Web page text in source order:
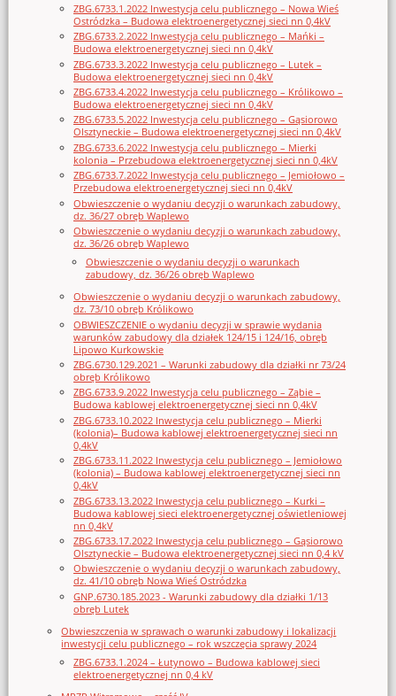
ZBG.6733.1.2022 Inwestycja celu publicznego – Nowa Wieś
Ostródzka – Budowa elektroenergetycznej sieci nn 0,4kV
ZBG.6733.2.2022 Inwestycja celu publicznego – Mańki –
Budowa elektroenergetycznej sieci nn 0,4kV
ZBG.6733.3.2022 Inwestycja celu publicznego – Lutek –
Budowa elektroenergetycznej sieci nn 0,4kV
ZBG.6733.4.2022 Inwestycja celu publicznego – Królikowo –
Budowa elektroenergetycznej sieci nn 0,4kV
ZBG.6733.5.2022 Inwestycja celu publicznego – Gąsiorowo
Olsztyneckie – Budowa elektroenergetycznej sieci nn 0,4kV
ZBG.6733.6.2022 Inwestycja celu publicznego – Mierki
kolonia – Przebudowa elektroenergetycznej sieci nn 0,4kV
ZBG.6733.7.2022 Inwestycja celu publicznego – Jemiołowo –
Przebudowa elektroenergetycznej sieci nn 0,4kV
Obwieszczenie o wydaniu decyzji o warunkach zabudowy,
dz. 36/27 obręb Waplewo
Obwieszczenie o wydaniu decyzji o warunkach zabudowy,
dz. 36/26 obręb Waplewo
Obwieszczenie o wydaniu decyzji o warunkach
zabudowy, dz. 36/26 obręb Waplewo
Obwieszczenie o wydaniu decyzji o warunkach zabudowy,
dz. 73/10 obręb Królikowo
OBWIESZCZENIE o wydaniu decyzji w sprawie wydania
warunków zabudowy dla działek 124/15 i 124/16, obręb
Lipowo Kurkowskie
ZBG.6730.129.2021 – Warunki zabudowy dla działki nr 73/24
obręb Królikowo
ZBG.6733.9.2022 Inwestycja celu publicznego – Ząbie –
Budowa kablowej elektroenergetycznej sieci nn 0,4kV
ZBG.6733.10.2022 Inwestycja celu publicznego – Mierki
(kolonia)– Budowa kablowej elektroenergetycznej sieci nn
0,4kV
ZBG.6733.11.2022 Inwestycja celu publicznego – Jemiołowo
(kolonia) – Budowa kablowej elektroenergetycznej sieci nn
0,4kV
ZBG.6733.13.2022 Inwestycja celu publicznego – Kurki –
Budowa kablowej sieci elektroenergetycznej oświetleniowej
nn 0,4kV
ZBG.6733.17.2022 Inwestycja celu publicznego – Gąsiorowo
Olsztyneckie – Budowa elektroenergetycznej sieci nn 0,4 kV
Obwieszczenie o wydaniu decyzji o warunkach zabudowy,
dz. 41/10 obręb Nowa Wieś Ostródzka
GNP.6730.185.2023 - Warunki zabudowy dla działki 1/13
obręb Lutek
Obwieszczenia w sprawach o warunki zabudowy i lokalizacji
inwestycji celu publicznego – rok wszczęcia sprawy 2024
ZBG.6733.1.2024 – Łutynowo – Budowa kablowej sieci
elektroenergetycznej nn 0,4 kV